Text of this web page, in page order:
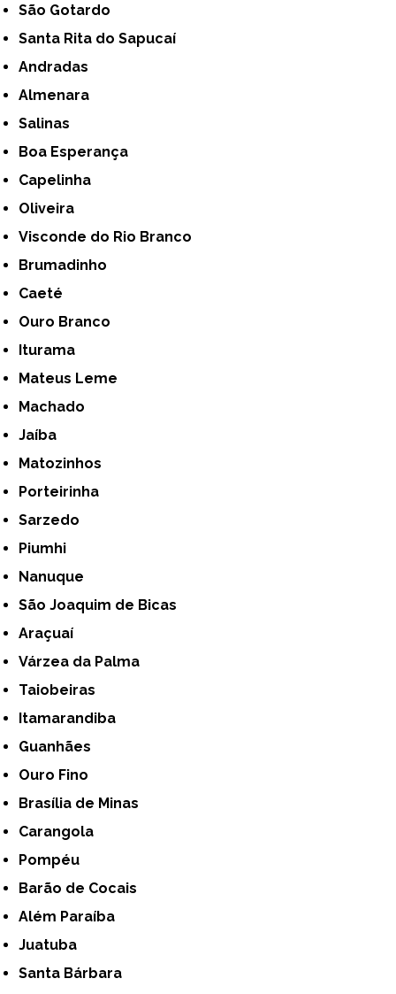
São Gotardo
Santa Rita do Sapucaí
Andradas
Almenara
Salinas
Boa Esperança
Capelinha
Oliveira
Visconde do Rio Branco
Brumadinho
Caeté
Ouro Branco
Iturama
Mateus Leme
Machado
Jaíba
Matozinhos
Porteirinha
Sarzedo
Piumhi
Nanuque
São Joaquim de Bicas
Araçuaí
Várzea da Palma
Taiobeiras
Itamarandiba
Guanhães
Ouro Fino
Brasília de Minas
Carangola
Pompéu
Barão de Cocais
Além Paraíba
Juatuba
Santa Bárbara